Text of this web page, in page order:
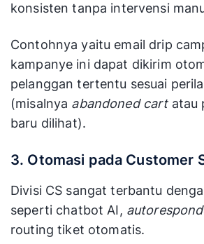
konsisten tanpa intervensi
Contohnya yaitu email drip
kampanye ini dapat dikirim
pelanggan tertentu sesuai
(misalnya abandoned cartatau
baru dilihat).
3. Otomasi pada Customer
Divisi CS sangat terbantu
seperti chatbot AI,
routing tiket otomatis.